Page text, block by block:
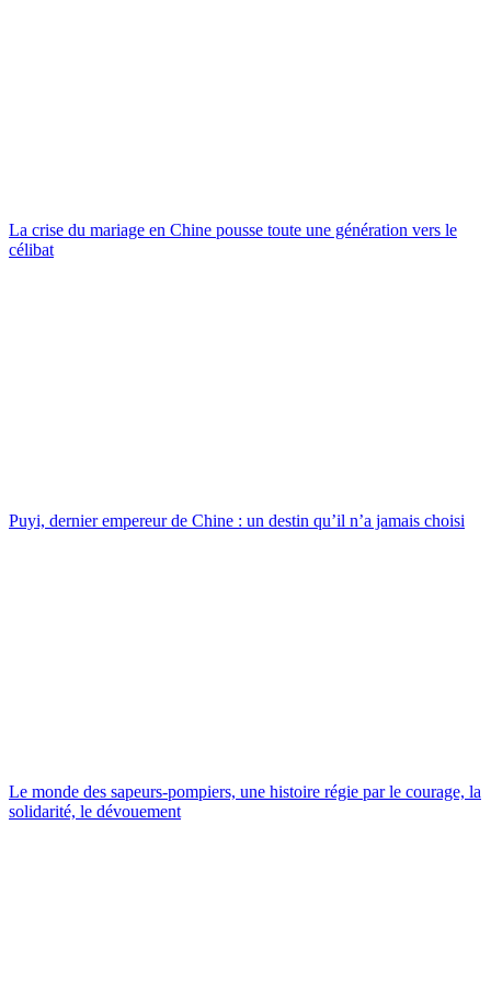
La crise du mariage en Chine pousse toute une génération vers le
célibat
Puyi, dernier empereur de Chine : un destin qu’il n’a jamais choisi
Le monde des sapeurs-pompiers, une histoire régie par le courage, la
solidarité, le dévouement